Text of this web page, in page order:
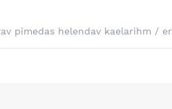
pimedas helendav kaelarihm /